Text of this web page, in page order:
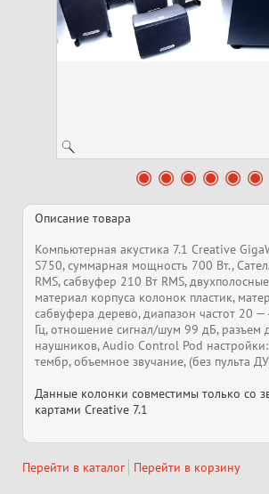
Описание товара
Компьютерная акустика 7.1 Creative
S750, суммарная мощность 700 Вт.,
RMS, сабвуфер 210 Вт RMS,
материал корпуса колонок пластик,
сабвуфера дерево, диапазон частот 20
Гц, отношение сигнал/шум 99 дБ, разъем
наушников, Audio Control Pod настройки:
тембр, объемное звучание, (без пульта
Данные колонки совместимы только со
картами Creative 7.1
Перейти в каталог Перейти в корзину